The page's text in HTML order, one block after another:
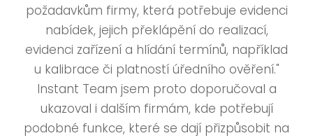
požadavkům firmy, která potřebuje evidenci
nabídek, jejich překlápění do realizací,
evidenci zařízení a hlídání termínů, například
u kalibrace či platností úředního ověření."
Instant Team jsem proto doporučoval a
ukazoval i dalším firmám, kde potřebují
podobné funkce, které se dají přizpůsobit na